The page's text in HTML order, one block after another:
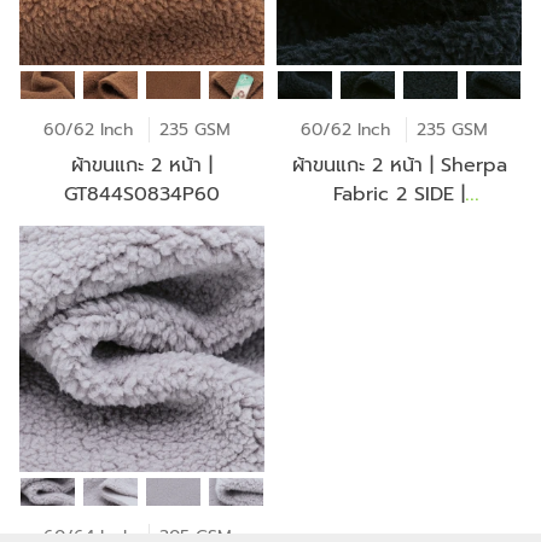
60/62 Inch 235 GSM
ผ้าขนแกะ 2 หน้า |
GT844S0834P60
60/62 Inch 235 GSM
ผ้าขนแกะ 2 หน้า | Sherpa
Fabric 2 SIDE |
60/64 Inch 305 GSM